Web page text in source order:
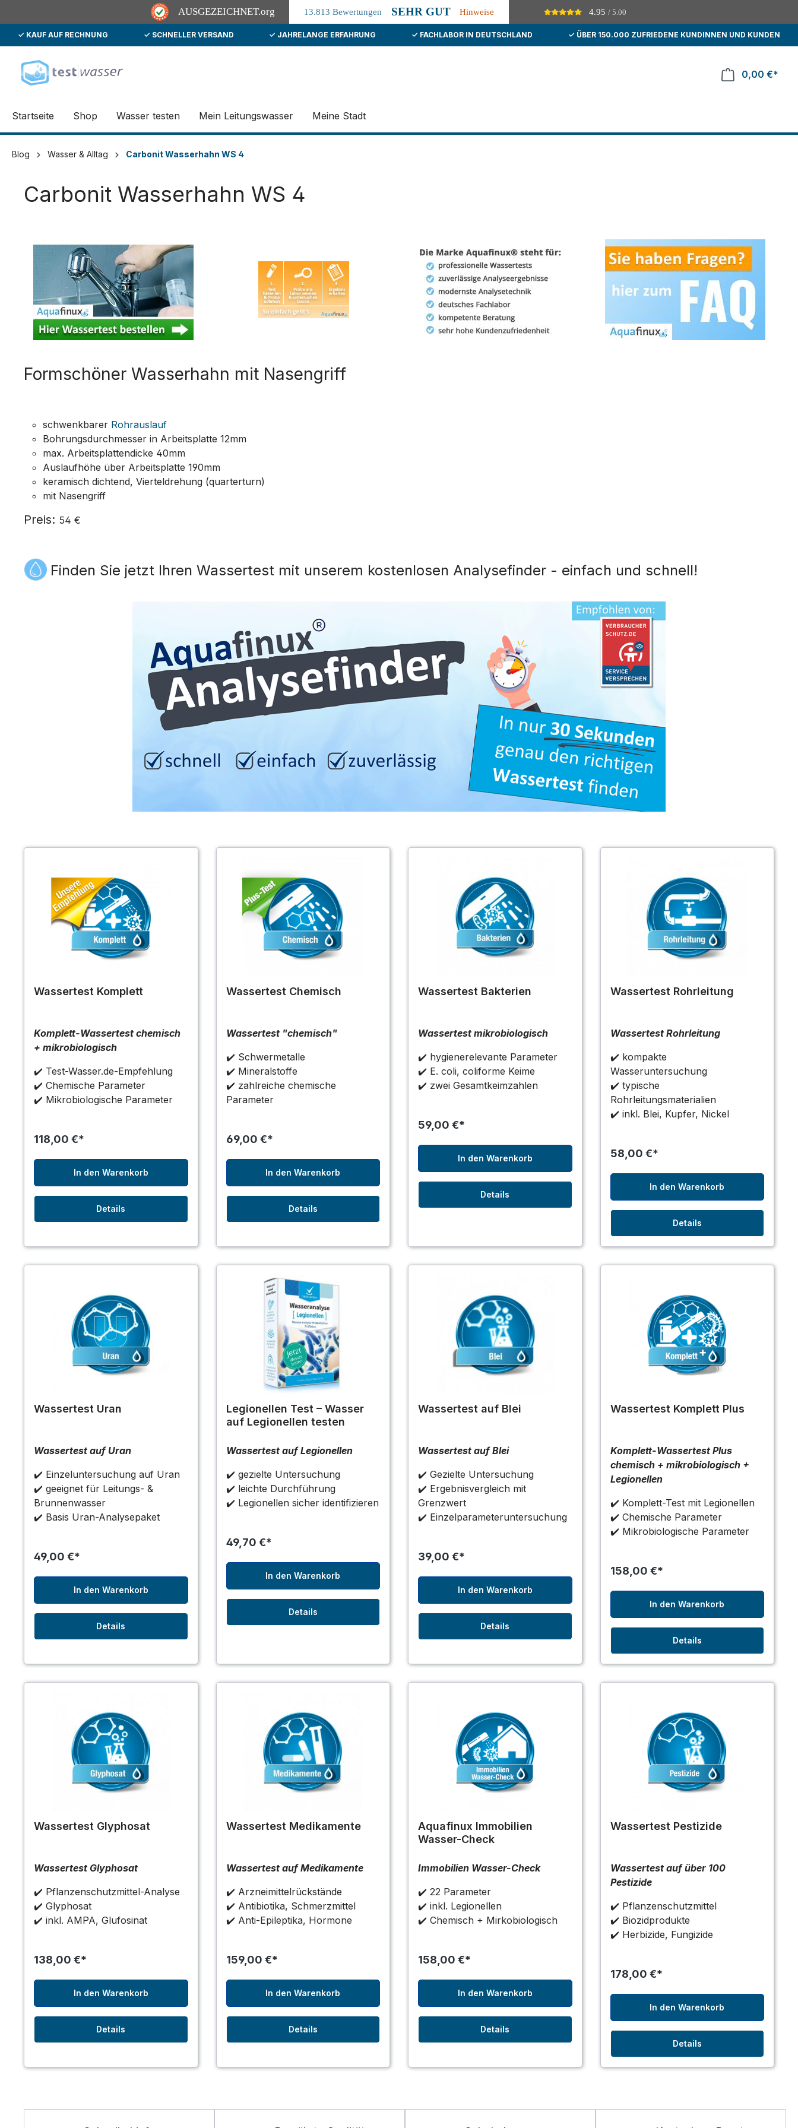
AUSGEZEICHNET.org 13.813 Bewertungen SEHR GUT Hinweise 4.95/ 5.00
Zur Hauptnavigation springen
✓ KAUF AUF RECHNUNG ✓ SCHNELLER VERSAND ✓ JAHRELANGE ERFAHRUNG ✓ FACHLABOR IN DEUTSCHLAND ✓ ÜBER 150.000 ZUFRIEDENE KUNDINNEN UND KUNDEN
0,00 €*
Startseite Shop Wasser testen Mein Leitungswasser Meine Stadt
Blog Wasser & Alltag Carbonit Wasserhahn WS 4
Carbonit Wasserhahn WS 4
Formschöner Wasserhahn mit Nasengriff
schwenkbarer Rohrauslauf
Bohrungsdurchmesser in Arbeitsplatte 12mm
max. Arbeitsplattendicke 40mm
Auslaufhöhe über Arbeitsplatte 190mm
keramisch dichtend, Vierteldrehung (quarterturn)
mit Nasengriff
Preis: 54 €
Finden Sie jetzt Ihren Wassertest mit unserem kostenlosen Analysefinder - einfach und schnell!
Wassertest Komplett
Komplett-Wassertest chemisch
+ mikrobiologisch
✔️ Test-Wasser.de-Empfehlung
✔️ Chemische Parameter
✔️ Mikrobiologische Parameter
118,00 €*
In den Warenkorb
Details
Wassertest Chemisch
Wassertest "chemisch"
✔️ Schwermetalle
✔️ Mineralstoffe
✔️ zahlreiche chemische
Parameter
69,00 €*
In den Warenkorb
Details
Wassertest Bakterien
Wassertest mikrobiologisch
✔️ hygienerelevante Parameter
✔️ E. coli, coliforme Keime
✔️ zwei Gesamtkeimzahlen
59,00 €*
In den Warenkorb
Details
Wassertest Rohrleitung
Wassertest Rohrleitung
✔️ kompakte
Wasseruntersuchung
✔️ typische
Rohrleitungsmaterialien
✔️ inkl. Blei, Kupfer, Nickel
58,00 €*
In den Warenkorb
Details
Wassertest Uran
Wassertest auf Uran
✔️ Einzeluntersuchung auf Uran
✔️ geeignet für Leitungs- &
Brunnenwasser
✔️ Basis Uran-Analysepaket
49,00 €*
In den Warenkorb
Details
Legionellen Test – Wasser
auf Legionellen testen
Wassertest auf Legionellen
✔️ gezielte Untersuchung
✔️ leichte Durchführung
✔️ Legionellen sicher identifizieren
49,70 €*
In den Warenkorb
Details
Wassertest auf Blei
Wassertest auf Blei
✔️ Gezielte Untersuchung
✔️ Ergebnisvergleich mit
Grenzwert
✔️ Einzelparameteruntersuchung
39,00 €*
In den Warenkorb
Details
Wassertest Komplett Plus
Komplett-Wassertest Plus
chemisch + mikrobiologisch +
Legionellen
✔️ Komplett-Test mit Legionellen
✔️ Chemische Parameter
✔️ Mikrobiologische Parameter
158,00 €*
In den Warenkorb
Details
Wassertest Glyphosat
Wassertest Glyphosat
✔️ Pflanzenschutzmittel-Analyse
✔️ Glyphosat
✔️ inkl. AMPA, Glufosinat
138,00 €*
In den Warenkorb
Details
Wassertest Medikamente
Wassertest auf Medikamente
✔️ Arzneimittelrückstände
✔️ Antibiotika, Schmerzmittel
✔️ Anti-Epileptika, Hormone
159,00 €*
In den Warenkorb
Details
Aquafinux Immobilien
Wasser-Check
Immobilien Wasser-Check
✔️ 22 Parameter
✔️ inkl. Legionellen
✔️ Chemisch + Mirkobiologisch
158,00 €*
In den Warenkorb
Details
Wassertest Pestizide
Wassertest auf über 100
Pestizide
✔️ Pflanzenschutzmittel
✔️ Biozidprodukte
✔️ Herbizide, Fungizide
178,00 €*
In den Warenkorb
Details